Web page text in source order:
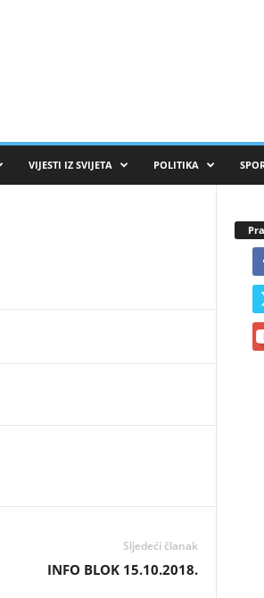
VIJESTI IZ SVIJETA POLITIKA
Sljedeći članak
INFO BLOK 15.10.2018.